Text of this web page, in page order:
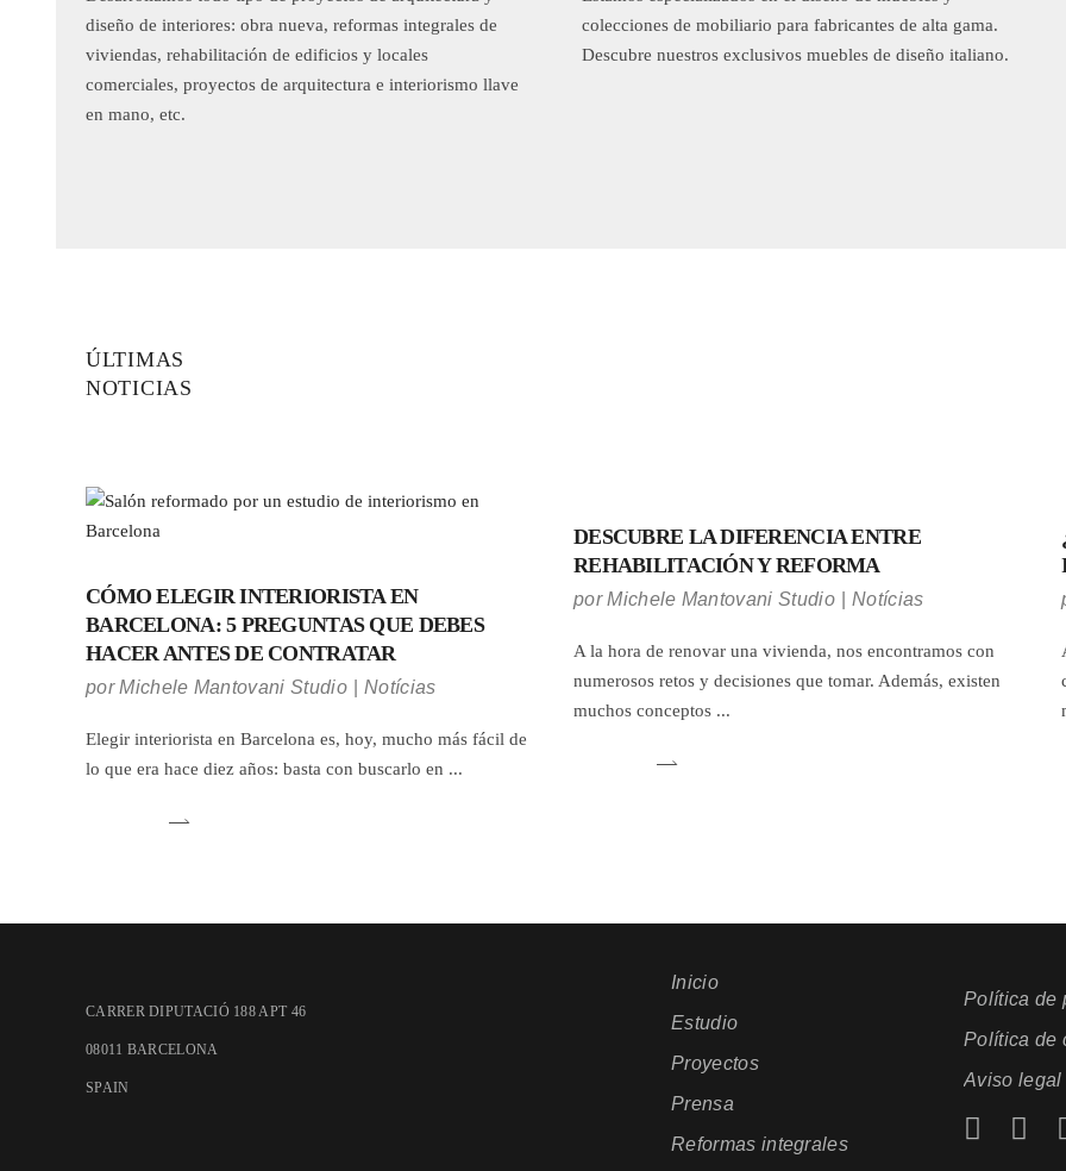
diseño de interiores: obra nueva, reformas integrales de
viviendas, rehabilitación de edificios y locales
comerciales, proyectos de arquitectura e interiorismo llave
en mano, etc.
colecciones de mobiliario para fabricantes de alta gama.
Descubre nuestros exclusivos muebles de diseño italiano.
ÚLTIMAS
NOTICIAS
CÓMO ELEGIR INTERIORISTA EN
BARCELONA: 5 PREGUNTAS QUE DEBES
HACER ANTES DE CONTRATAR
porMichele Mantovani Studio Notícias
Elegir interiorista en Barcelona es, hoy, mucho más fácil de
lo que era hace diez años: basta con buscarlo en
DESCUBRE LA DIFERENCIA ENTRE
REHABILITACIÓN Y REFORMA
porMichele Mantovani Studio Notícias
A la hora de renovar una vivienda, nos encontramos con
numerosos retos y decisiones que tomar. Además, existen
muchos conceptos
CARRER DIPUTACIÓ 188 APT 46
08011 BARCELONA
SPAIN
Inicio
Estudio
Proyectos
Prensa
Reformas integrales
Política de
Política de
Aviso legal